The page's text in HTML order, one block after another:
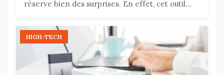
réserve bien des surprises. En effet, cet outil...
HIGH-TECH